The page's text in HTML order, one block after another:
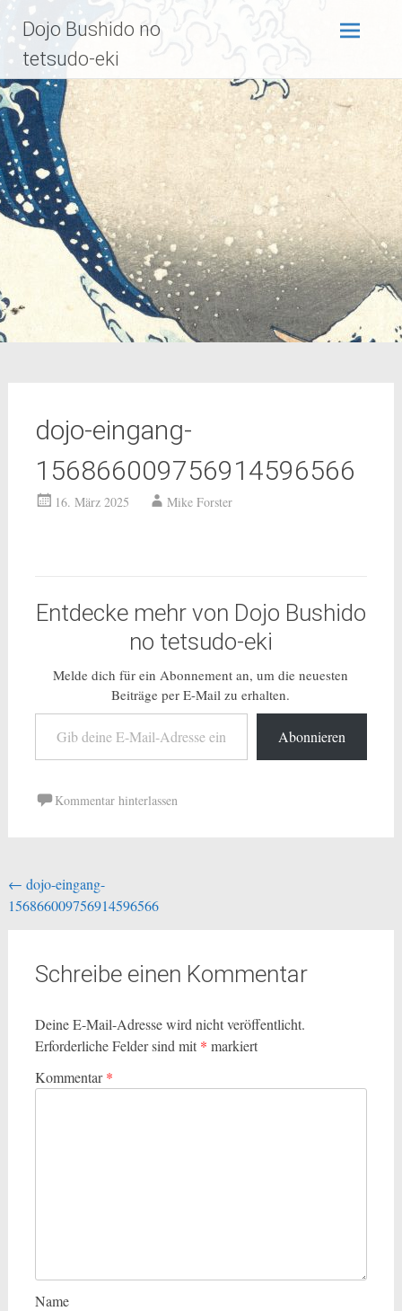
Inhalt
springen
Dojo Bushido no
tetsudo-eki
dojo-eingang-
156866009756914596566
16. März 2025 Mike Forster
Entdecke mehr von Dojo Bushido
no tetsudo-eki
Melde dich für ein Abonnement an, um die neuesten
Beiträge per E-Mail zu erhalten.
Gib deine E-Mail-Adresse ein ...
Abonnieren
Kommentar hinterlassen
Beitragsnavigation
← dojo-eingang-
156866009756914596566
Schreibe einen Kommentar
Deine E-Mail-Adresse wird nicht veröffentlicht.
Erforderliche Felder sind mit * markiert
Kommentar*
Name